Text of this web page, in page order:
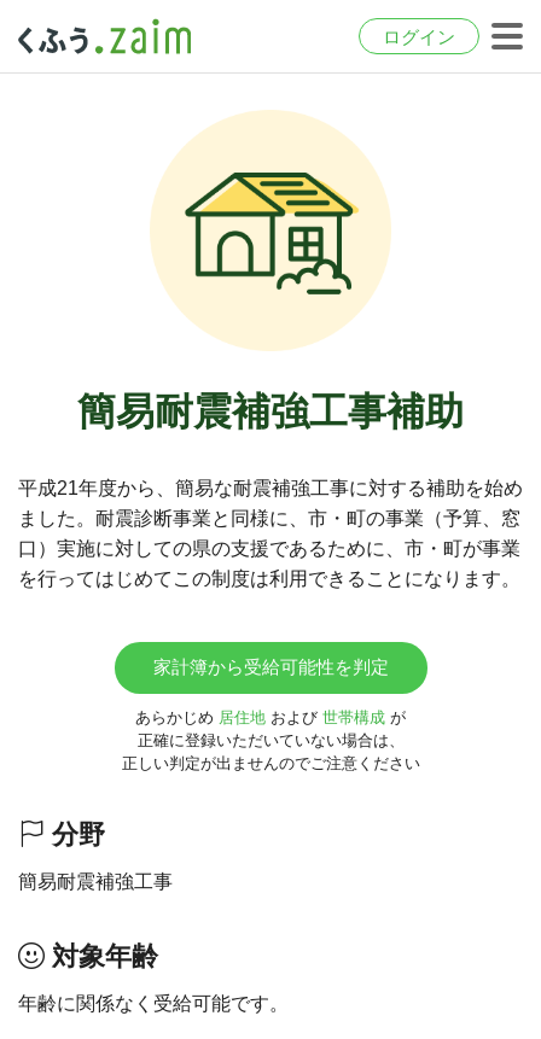
ログイン
簡易耐震補強工事補助
平成21年度から、簡易な耐震補強工事に対する補助を始め
ました。耐震診断事業と同様に、市・町の事業（予算、窓
口）実施に対しての県の支援であるために、市・町が事業
を行ってはじめてこの制度は利用できることになります。
家計簿から受給可能性を判定
あらかじめ 居住地 および 世帯構成 が
正確に登録いただいていない場合は、
正しい判定が出ませんのでご注意ください
分野
簡易耐震補強工事
対象年齢
年齢に関係なく受給可能です。